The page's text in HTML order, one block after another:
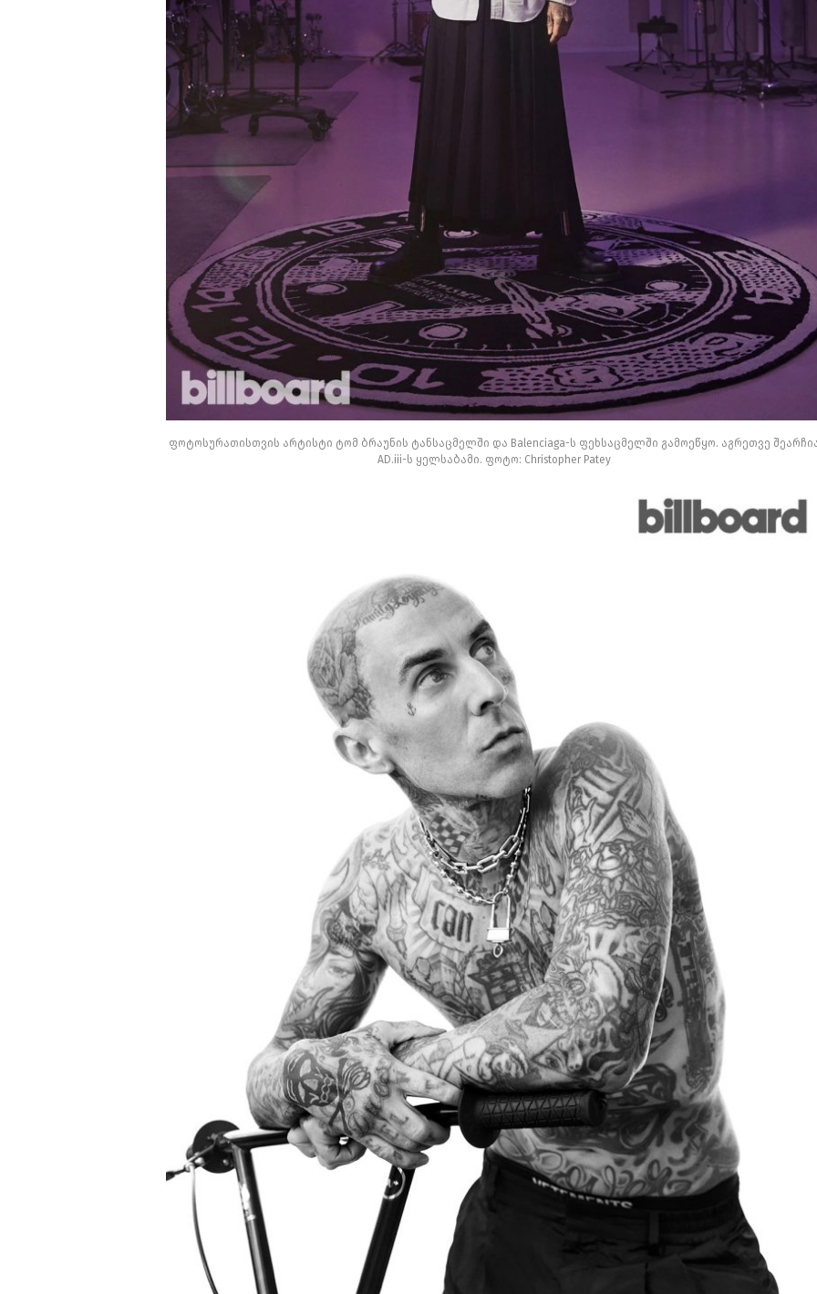
ფოტოსურათისთვის არტისტი ტომ ბრაუნის ტანსაცმელში და Balenciaga-ს ფეხსაცმელში გამოეწყო. აგრეთვე
AD.iii-ს ყელსაბამი. ფოტო: Christopher Patey